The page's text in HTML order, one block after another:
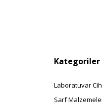
Kategoriler
Laboratuvar
Sarf